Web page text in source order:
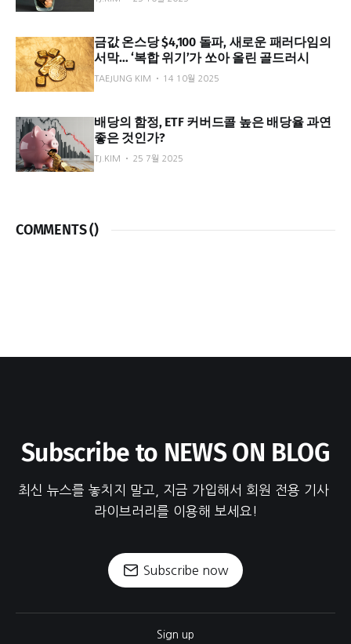
금값 온스당 $4,100 돌파, 새로운 패러다임의
서막… ‘복합 위기’가 쏘아 올린 골드러시
TAEJUNG KIM 14 10월 2025
배당의 함정, ETF 커버드콜 높은 배당율 과연
좋은 것인가?
TJ.KIM 25 7월 2025
COMMENTS ()
Subscribe to NEWS ON BLOG
최신 뉴스를 놓치지 말고, 지금 가입해서 회원 전용 기사
라이브러리를 이용해 보세요!
Subscribe now
Sign up